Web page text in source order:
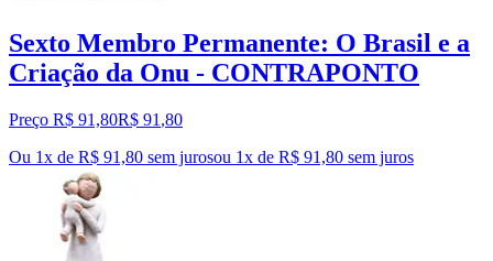
Sexto Membro Permanente: O Brasil e a
Criação da Onu - CONTRAPONTO
Preço R$ 91,80R$ 91 ,80
Ou 1x de R$ 91,80 sem jurosou 1x de R$ 91,80 sem juros